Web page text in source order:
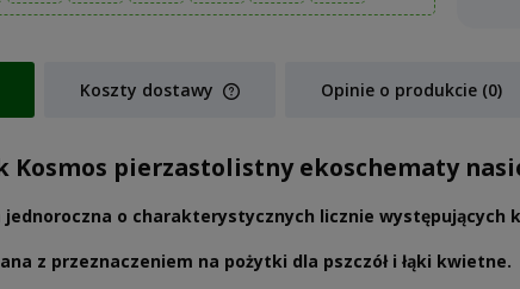
Koszty dostawy
płatności
Opinie o produkcie (0)
Kosmos pierzastolistny ekoschematy
jednoroczna o charakterystycznych licznie
z przeznaczeniem na pożytki dla pszczół i łąki kwietne.